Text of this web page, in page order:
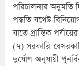
পরিচালনার অনুমতি
পদ্ধতি যথেষ্ট
যাতে প্রান্তিক
(৭) সরকারি-
দুর্যোগ অনুযায়ী